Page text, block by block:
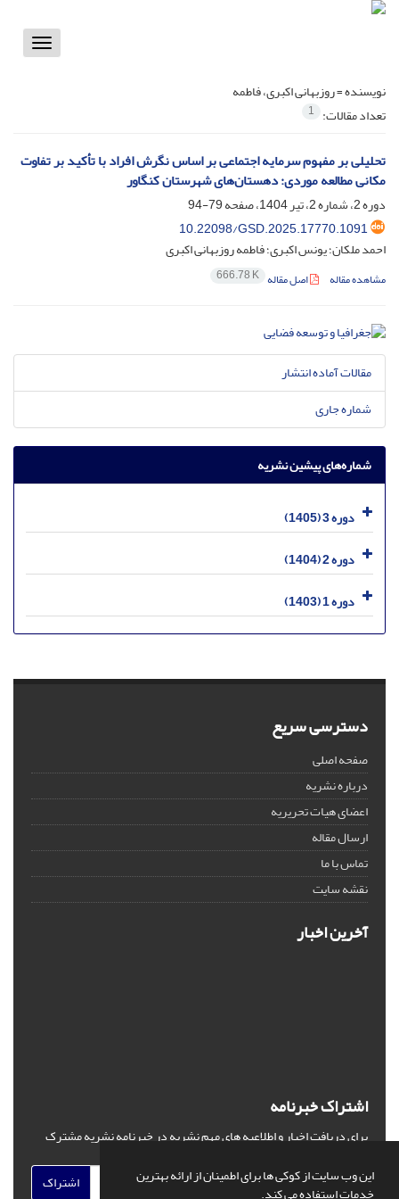
این وب سایت از کوکی ها برای اطمینان از ارائه بهترین
خدمات استفاده می کند.
Toggle
نویسنده =روزبهانی اکبری، فاطمه
تعداد مقالات: 1
تحلیلی بر مفهوم سرمایه اجتماعی بر اساس نگرش افراد با تأکید بر تفاوت
مکانی مطالعه موردی: دهستان‌های شهرستان کنگاور
دوره 2، شماره 2، تیر 1404، صفحه
79-94
10.22098/GSD.2025.17770.1091
احمد ملکان؛ یونس اکبری؛ فاطمه روزبهانی اکبری
مشاهده مقاله اصل مقاله 666.78 K
مقالات آماده انتشار
شماره جاری
شماره‌های پیشین نشریه
دوره 3 (1405)
دوره 2 (1404)
دوره 1 (1403)
دسترسی سریع
صفحه اصلی
درباره نشریه
اعضای هیات تحریریه
ارسال مقاله
تماس با ما
نقشه سایت
آخرین اخبار
اشتراک خبرنامه
برای دریافت اخبار و اطلاعیه های مهم نشریه در خبرنامه نشریه مشترک
اشتراک